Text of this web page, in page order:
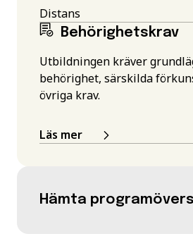
Distans
Behörighetskrav
Utbildningen kräver
behörighet, särskilda
övriga krav.
Läs mer
Hämta